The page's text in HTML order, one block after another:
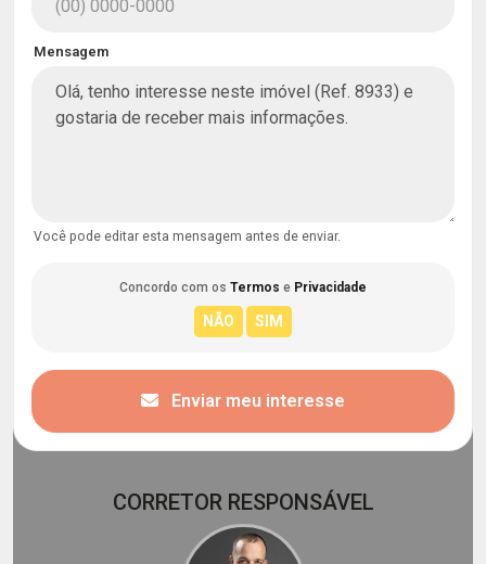
Mensagem
Você pode editar esta mensagem antes de enviar.
Concordo com os Termos e Privacidade
Enviar meu interesse
CORRETOR RESPONSÁVEL